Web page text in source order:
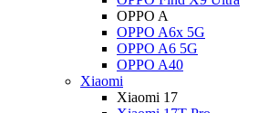
OPPO A
OPPO A6x 5G
OPPO A6 5G
OPPO A40
Xiaomi
Xiaomi 17